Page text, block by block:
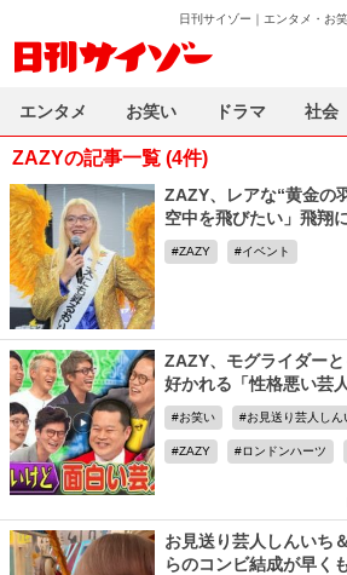
日刊サイゾー｜エンタメ・お
ZAZYの記事一覧 (4件)
ZAZY、レアな“黄金の
空中を飛びたい」飛翔
ZAZY イベント
ZAZY、モグライダー
好かれる「性格悪い芸人
お笑い お見送り芸人しん
ZAZY ロンドンハーツ
お見送り芸人しんいち
らのコンビ結成が早く
エンタメ お笑い ドラマ 社会